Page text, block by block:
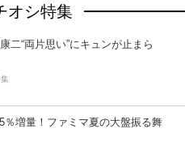
オシ特集
二“両片思い”にキュンが止まら
％増量！ファミマ夏の大盤振る舞